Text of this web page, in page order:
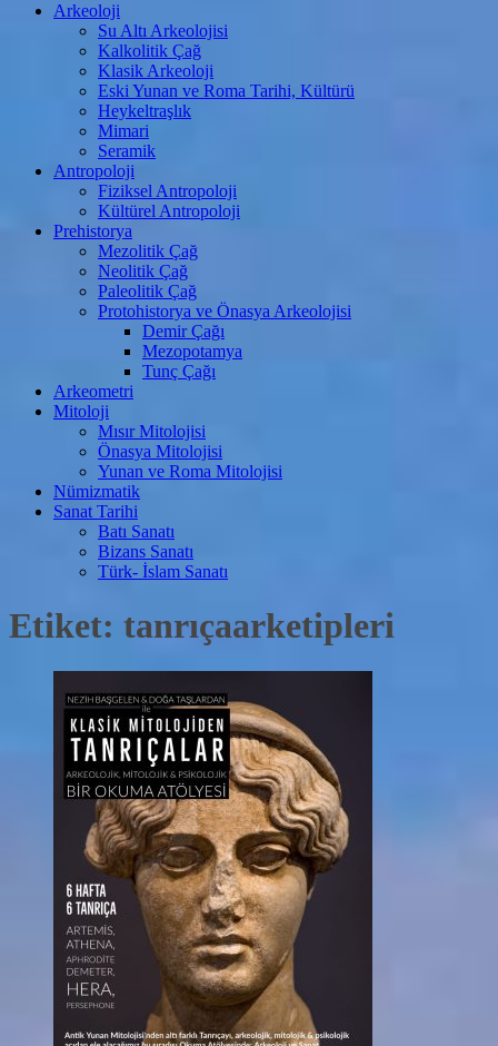
Arkeoloji
Su Altı Arkeolojisi
Kalkolitik Çağ
Klasik Arkeoloji
Eski Yunan ve Roma Tarihi, Kültürü
Heykeltraşlık
Mimari
Seramik
Antropoloji
Fiziksel Antropoloji
Kültürel Antropoloji
Prehistorya
Mezolitik Çağ
Neolitik Çağ
Paleolitik Çağ
Protohistorya ve Önasya Arkeolojisi
Demir Çağı
Mezopotamya
Tunç Çağı
Arkeometri
Mitoloji
Mısır Mitolojisi
Önasya Mitolojisi
Yunan ve Roma Mitolojisi
Nümizmatik
Sanat Tarihi
Batı Sanatı
Bizans Sanatı
Türk- İslam Sanatı
Etiket: tanrıçaarketipleri